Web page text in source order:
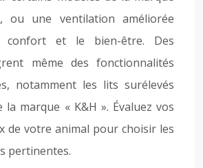
ou une ventilation améliorée
confort et le bien-être. Des
même des fonctionnalités
notamment les lits surélevés
la marque « K&H ». Évaluez vos
de votre animal pour choisir les
pertinentes.